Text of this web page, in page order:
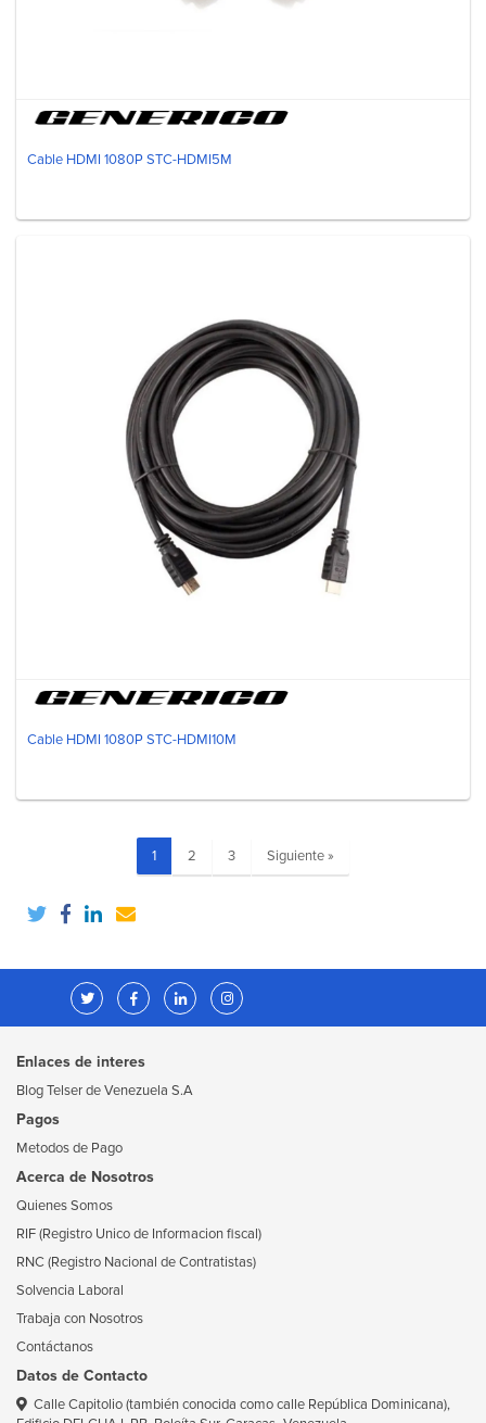
Cable HDMI 1080P STC-HDMI5M
Cable HDMI 1080P STC-HDMI10M
1 2 3 Siguiente »
Enlaces de interes
Blog Telser de Venezuela S.A
Pagos
Metodos de Pago
Acerca de Nosotros
Quienes Somos
RIF (Registro Unico de Informacion fiscal)
RNC (Registro Nacional de Contratistas)
Solvencia Laboral
Trabaja con Nosotros
Contáctanos
Datos de Contacto
Calle Capitolio (también conocida como calle República Dominicana),